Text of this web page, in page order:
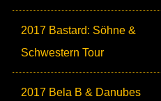
2017 Bastard: Söhne &
Schwestern Tour
2017 Bela B & Danubes